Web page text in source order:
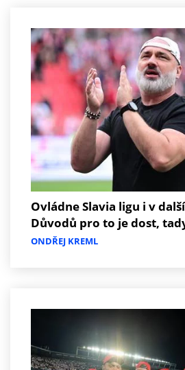
Ovládne Slavia ligu i v
Důvodů pro to je dost,
ONDŘEJ KREML